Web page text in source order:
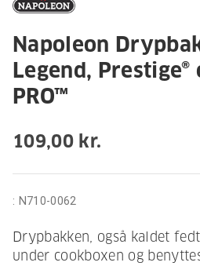
Napoleon
Legend, Prestige®
PRO™
109,00 kr.
: N710-0062
Drypbakken, også kaldet
under cookboxen og